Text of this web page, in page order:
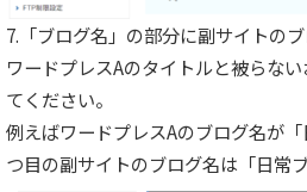
7.「ブログ名」の部分に副サイトのブ
ワードプレスAのタイトルと被らな
てください。
例えばワードプレスAのブログ名が
つ目の副サイトのブログ名は「日常